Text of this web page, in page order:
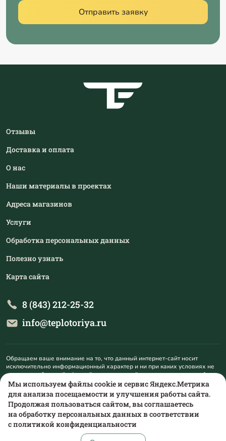
Отправить заявку
Отзывы
Доставка и оплата
О нас
Наши материалы в проектах
Адреса магазинов
Услуги
Обработка персональных данных
Полезно узнать
Карта сайта
8 (843) 212-25-32
info@teplotoriya.ru
Обращаем ваше внимание на то, что данный интернет-сайт носит
исключительно информационный характер и ни при каких условиях не
является публичной офертой, определяемой положениями пункта 1
статьи 437 Гражданского кодекса Российской Федерации. Для
получения подробной информации о наличии и стоимости указанных
товаров и (или) услуг, пожалуйста, обращайтесь на mail@teplotoriya.ru.
Мы используем файлы cookie и сервис Яндекс.Метрика
для анализа посещаемости и улучшения работы сайта.
Продолжая пользоваться сайтом, вы соглашаетесь
на обработку персональных данных в соответствии
сполитикой конфиденциальности